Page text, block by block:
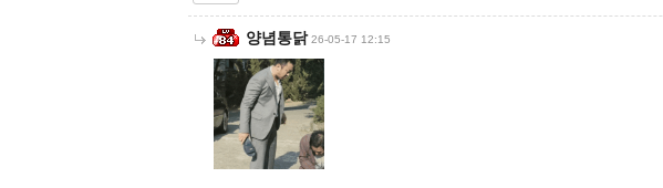
양념통닭 26-05-17 12:15